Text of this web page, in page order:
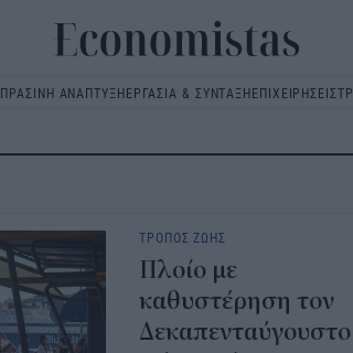
ΠΡΑΣΙΝΗ ΑΝΑΠΤΥΞΗΕΡΓΑΣΙΑ & ΣΥΝΤΑΞΗΕΠΙΧΕΙΡΗΣΕΙΣ
ΤΡΟΠΟΣ ΖΩΗΣ
Πλοίο με
καθυστέρηση τον